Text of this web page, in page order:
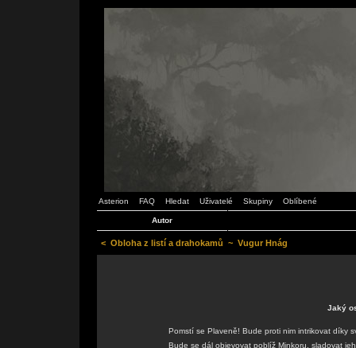
Asterion FAQ Hledat Uživatelé Skupiny Oblíbené
Autor
< Obloha z listí a drahokamů ~ Vugur Hnág
Jaký
Pomstí se Plaveně! Bude proti nim intrikovat díky
Bude se dál objevovat poblíž Minkoru, sladovat